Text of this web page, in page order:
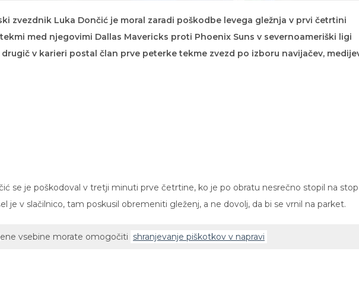
zvezdnik Luka Dončić je moral zaradi poškodbe levega gležnja v prvi četrtini
med njegovimi Dallas Mavericks proti Phoenix Suns v severnoameriški ligi
drugič v karieri postal član prve peterke tekme zvezd po izboru navijačev,
se je poškodoval v tretji minuti prve četrtine, ko je po obratu nesrečno stopil na
je v slačilnico, tam poskusil obremeniti gleženj, a ne dovolj, da bi se vrnil na parket.
vsebine morate omogočiti shranjevanje piškotkov v napravi